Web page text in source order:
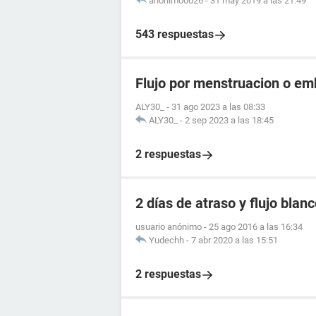
543 respuestas
Flujo por menstruacion o
ALY30_ - 31 ago 2023 a las 08:33
ALY30_ - 2 sep 2023 a las 18:45
2 respuestas
2 días de atraso y flujo
usuario anónimo - 25 ago 2016 a las 16:34
Yudechh - 7 abr 2020 a las 15:51
2 respuestas